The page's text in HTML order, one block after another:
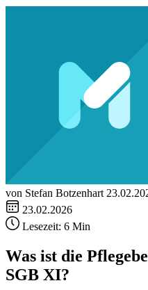
von Stefan Botzenhart
23.02.2026
Lesezeit: 6 Min
Was ist die
SGB XI?